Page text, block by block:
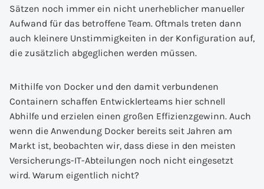
Sätzen noch immer ein nicht unerheblicher manueller
Aufwand für das betroffene Team. Oftmals treten dann
auch kleinere Unstimmigkeiten in der Konfiguration auf,
die zusätzlich abgeglichen werden müssen.
Mithilfe von Docker und den damit verbundenen
Containern schaffen Entwicklerteams hier schnell
Abhilfe und erzielen einen großen Effizienzgewinn. Auch
wenn die Anwendung Docker bereits seit Jahren am
Markt ist, beobachten wir, dass diese in den meisten
Versicherungs-IT-Abteilungen noch nicht eingesetzt
wird. Warum eigentlich nicht?